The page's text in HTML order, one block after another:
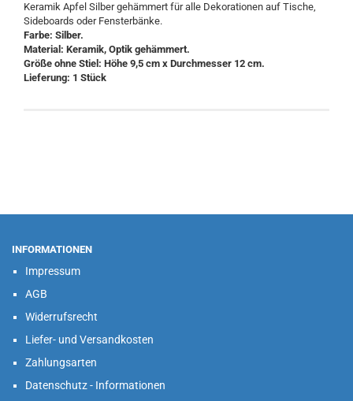
Keramik Apfel Silber gehämmert für alle Dekorationen auf Tische,
Sideboards oder Fensterbänke.
Farbe: Silber.
Material: Keramik, Optik gehämmert.
Größe ohne Stiel: Höhe 9,5 cm x Durchmesser 12 cm.
Lieferung: 1 Stück
INFORMATIONEN
Impressum
AGB
Widerrufsrecht
Liefer- und Versandkosten
Zahlungsarten
Datenschutz - Informationen